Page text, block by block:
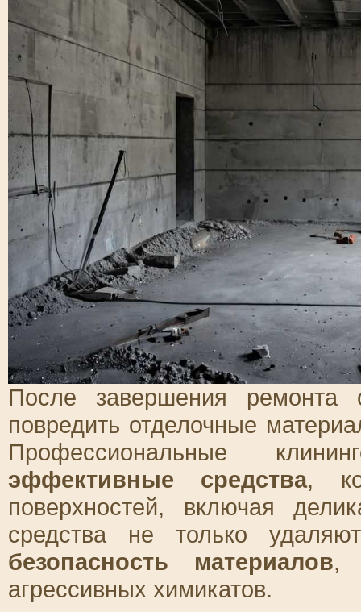
После завершения ремонта
повредить отделочные
Профессиональные
эффективные средства,
поверхностей, включая
средства не только
безопасность материалов,
агрессивных химикатов.